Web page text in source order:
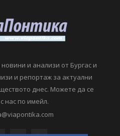
и анализи от Бургас и
и репортаж за актуални
днес. Можете да се
нас по имейл.